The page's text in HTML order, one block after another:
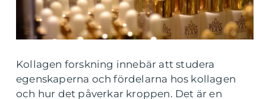
Kollagen forskning innebär att studera
egenskaperna och fördelarna hos kollagen
och hur det påverkar kroppen. Det är en